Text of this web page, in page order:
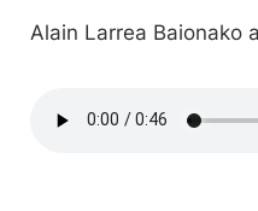
Alain Larrea Baionako